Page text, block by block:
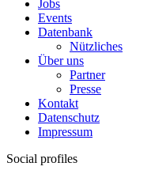
Jobs
Events
Datenbank
Nützliches
Über uns
Partner
Presse
Kontakt
Datenschutz
Impressum
Social profiles